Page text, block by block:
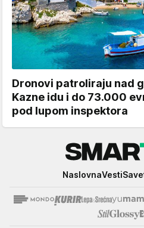
Dronovi patroliraju nad
Kazne idu i do 73.000
pod lupom inspektora
NaslovnaVesti